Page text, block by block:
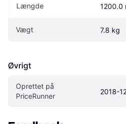
Længde 1200.0
Vægt 7.8 kg
Øvrigt
Oprettet på
PriceRunner
2018-